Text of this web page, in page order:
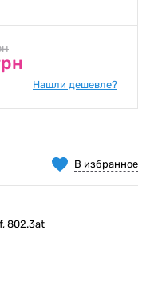
Нашли дешевле?
В избранное
802.3at